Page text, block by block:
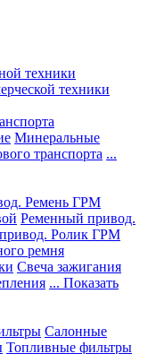
техники
техники
Минеральные
транспорта ...
Ремень ГРМ
Ременный привод.
Ролик ГРМ
ремня
Свеча зажигания
... Показать
Салонные
Топливные фильтры